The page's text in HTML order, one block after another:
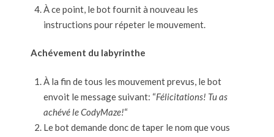
À ce point, le bot fournit à nouveau les
instructions pour répeter le mouvement.
Achévement du labyrinthe
À la fin de tous les mouvement prevus, le bot
envoit le message suivant: “Félicitations! Tu as
achévé le CodyMaze!“
Le bot demande donc de taper le nom que vous